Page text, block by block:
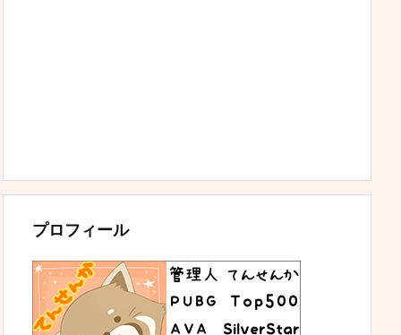
プロフィール